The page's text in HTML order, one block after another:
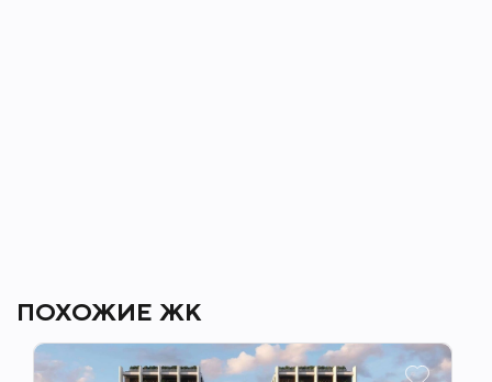
ПОХОЖИЕ ЖК